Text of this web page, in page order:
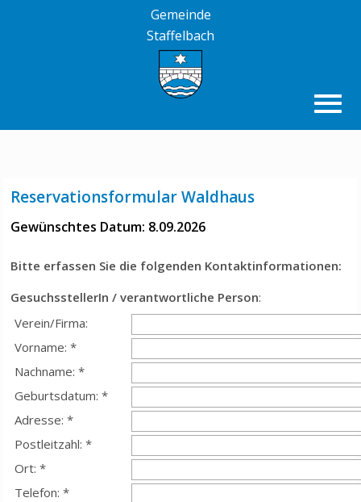
Gemeinde
Staffelbach
Reservationsformular Waldhaus
Gewünschtes Datum: 8.09.2026
Bitte erfassen Sie die folgenden Kontaktinformationen:
GesuchsstellerIn / verantwortliche Person:
Verein/Firma:
Vorname: *
Nachname: *
Geburtsdatum: *
Adresse: *
Postleitzahl: *
Ort: *
Telefon: *